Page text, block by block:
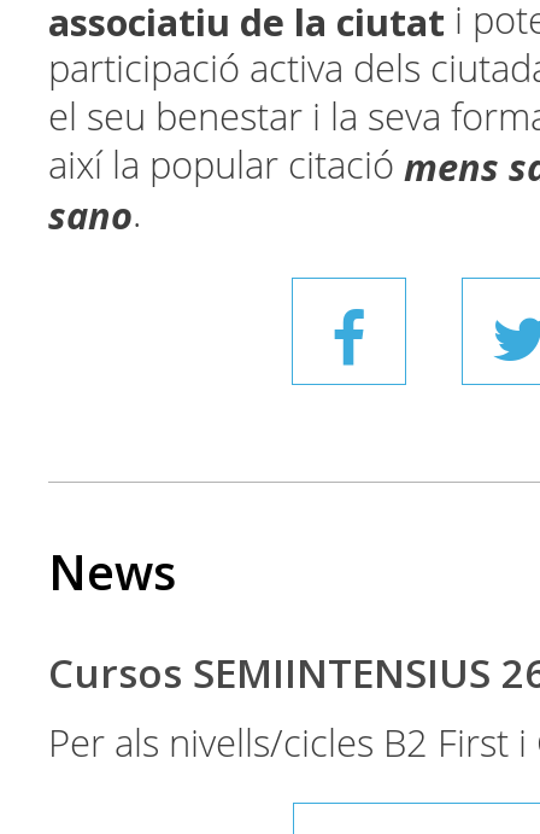
associatiu de la ciutat i
participació activa dels
el seu benestar i la seva
així la popular citació mens
sano.
News
Cursos SEMIINTENSIUS
Per als nivells/cicles B2 First